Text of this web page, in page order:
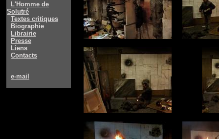
L'Homme de
Solutré
Textes critiques
Biographie
Librairie
Presse
Liens
Contacts
e-mail